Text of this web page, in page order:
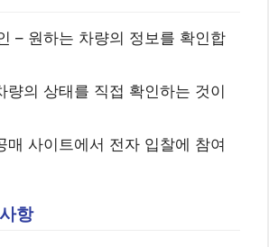
– 원하는 차량의 정보를 확인합
량의 상태를 직접 확인하는 것이
매 사이트에서 전자 입찰에 참여
항